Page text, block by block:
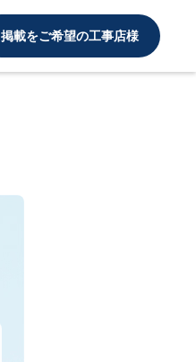
掲載をご希望の工事店様